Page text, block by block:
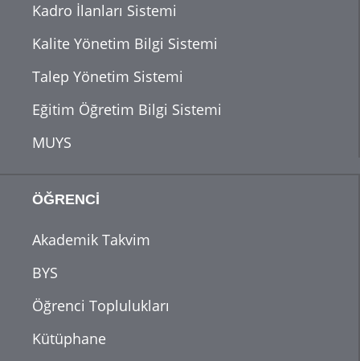
Kadro İlanları Sistemi
Kalite Yönetim Bilgi Sistemi
Talep Yönetim Sistemi
Eğitim Öğretim Bilgi Sistemi
MUYS
ÖĞRENCİ
Akademik Takvim
BYS
Öğrenci Toplulukları
Kütüphane